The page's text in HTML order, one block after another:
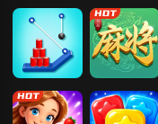
麻将挪挪碰 我要当皇帝
割绳子 易起欢乐麻将